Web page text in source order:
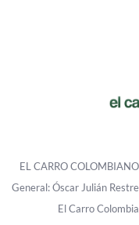
EL CARRO
General: Óscar Julián
El Carro